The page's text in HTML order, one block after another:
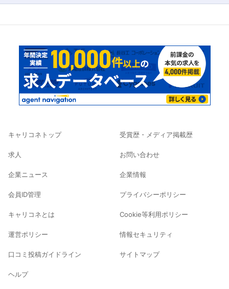
キャリコネトップ
求人
企業ニュース
会員ID管理
キャリコネとは
運営ポリシー
口コミ投稿ガイドライン
ヘルプ
受賞歴・メディア掲載歴
お問い合わせ
企業情報
プライバシーポリシー
Cookie等利用ポリシー
情報セキュリティ
サイトマップ